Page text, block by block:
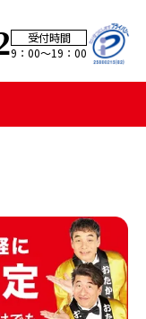
受付時間
9：00〜19：00